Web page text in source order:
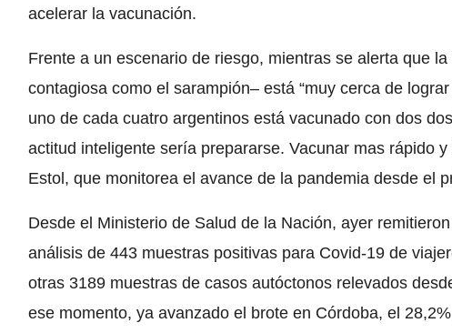
acelerar la vacunación.
Frente a un escenario de riesgo, mientras se alerta que
contagiosa como el sarampión– está “muy cerca de
uno de cada cuatro argentinos está vacunado con dos
actitud inteligente sería prepararse. Vacunar mas rápido
Estol, que monitorea el avance de la pandemia desde el
Desde el Ministerio de Salud de la Nación, ayer
análisis de 443 muestras positivas para Covid-19 de
otras 3189 muestras de casos autóctonos relevados
ese momento, ya avanzado el brote en Córdoba, el